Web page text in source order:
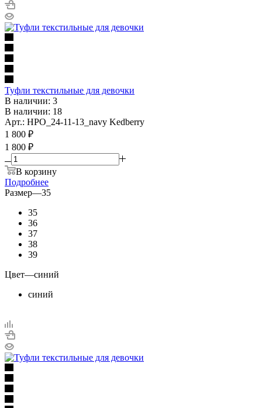
Туфли текстильные для девочки
В наличии: 3
В наличии: 18
Арт.: HPO_24-11-13_navy Kedberry
1 800 ₽
1 800 ₽
В корзину
Подробнее
Размер—35
35
36
37
38
39
Цвет—синий
синий